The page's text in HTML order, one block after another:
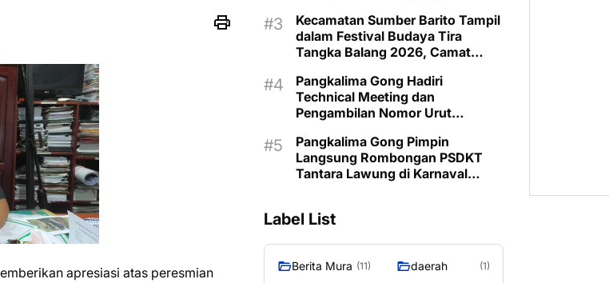
apresiasi atas peresmian
Kecamatan Sumber Barito Tampil
dalam Festival Budaya Tira
Tangka Balang 2026, Camat
Pangkalima Gong Hadiri
Technical Meeting dan
Pengambilan Nomor Urut
Balang 2026
Pangkalima Gong Pimpin
Langsung Rombongan PSDKT
Tantara Lawung di Karnaval
Label List
Berita Mura (11) daerah (1)